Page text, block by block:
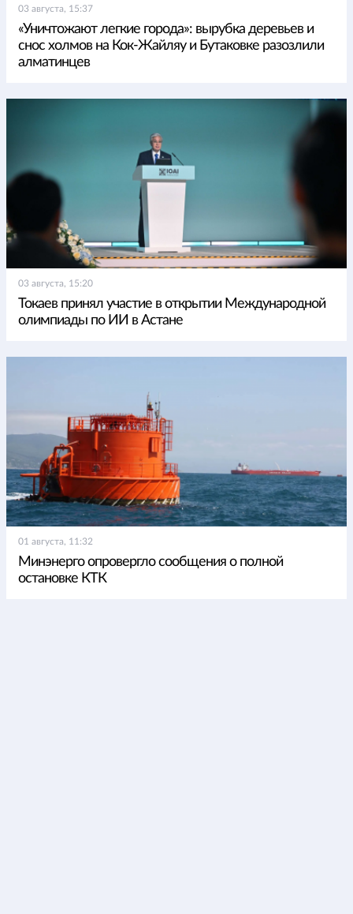
03 августа, 15:37
«Уничтожают легкие города»: вырубка деревьев и
снос холмов на Кок-Жайляу и Бутаковке разозлили
алматинцев
03 августа, 15:20
Токаев принял участие в открытии Международной
олимпиады по ИИ в Астане
01 августа, 11:32
Минэнерго опровергло сообщения о полной
остановке КТК